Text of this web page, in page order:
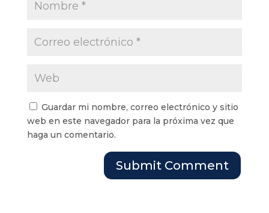
Guardar mi nombre, correo electrónico y sitio
web en este navegador para la próxima vez que
haga un comentario.